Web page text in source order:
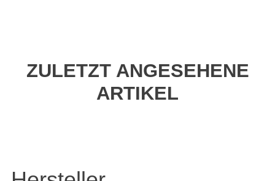
ZULETZT ANGESEHENE
ARTIKEL